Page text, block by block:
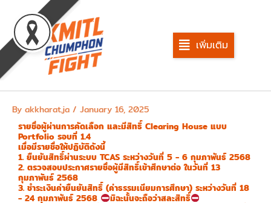
content
เพิ่มเติม
By akkharat.ja / January 16, 2025
รายชื่อผู้ผ่านการคัดเลือก และมีสิทธิ์ Clearing House แบบ
Portfolio รอบที่ 1.4
เมื่อมีรายชื่อให้ปฏิบัติดังนี้
1. ยืนยันสิทธิ์ผ่านระบบ TCAS ระหว่างวันที่ 5 - 6 กุมภาพันธ์ 2568
2. ตรวจสอบประกาศรายชื่อผู้มีสิทธิ์เข้าศึกษาต่อ ในวันที่ 13
กุมภาพันธ์ 2568
3. ชำระเงินค่ายืนยันสิทธิ์ (ค่าธรรมเนียมการศึกษา) ระหว่างวันที่ 18
- 24 กุมภาพันธ์ 2568 มิฉะนั้นจะถือว่าสละสิทธิ์